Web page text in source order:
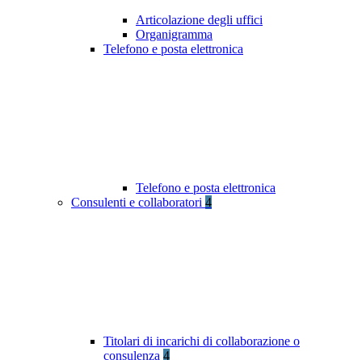
Articolazione degli uffici
Organigramma
Telefono e posta elettronica
Telefono e posta elettronica
Consulenti e collaboratori 4
Titolari di incarichi di collaborazione o
consulenza 4